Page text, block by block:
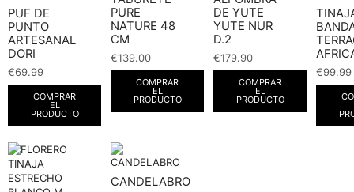
PUF DE
PUNTO
ARTESANAL
DORI
€69.99
COMPRAR
EL
PRODUCTO
PURE
NATURE 48
CM
€139.00
COMPRAR
EL
PRODUCTO
DE YUTE
YUTE NUR
D.2
€179.90
COMPRAR
EL
PRODUCTO
€99.99
CANDELABRO